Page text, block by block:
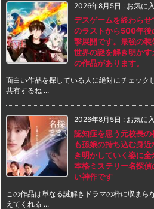
2026年8月5日 : お気に
デスゲームを終わら
のラストから500年後
撃展開です。最強の
世界の謎を解き明か
の作品があります。
面白い作品を探している人に絶対にチェック
共有するね ...
2026年8月5日 : お気に
認知症を患う元校長
も孫娘の持ち込む身
き明かしていく姿に
本格ミステリー名探
い神作です
この作品は単なる謎解きドラマの枠に収まら
えてくれる ...